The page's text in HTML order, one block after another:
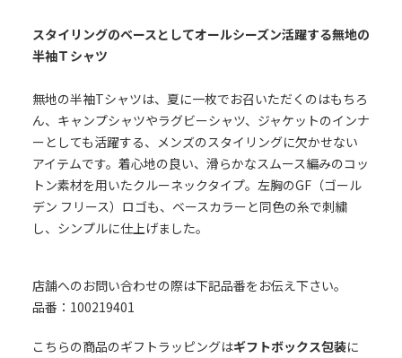
スタイリングのベースとしてオールシーズン活躍する無地の
半袖Ｔシャツ
無地の半袖Tシャツは、夏に一枚でお召いただくのはもちろ
ん、キャンプシャツやラグビーシャツ、ジャケットのインナ
ーとしても活躍する、メンズのスタイリングに欠かせない
アイテムです。着心地の良い、滑らかなスムース編みのコッ
トン素材を用いたクルーネックタイプ。左胸のGF（ゴール
デン フリース）ロゴも、ベースカラーと同色の糸で刺繍
し、シンプルに仕上げました。
店舗へのお問い合わせの際は下記品番をお伝え下さい。
品番：100219401
こちらの商品のギフトラッピングはギフトボックス包装に